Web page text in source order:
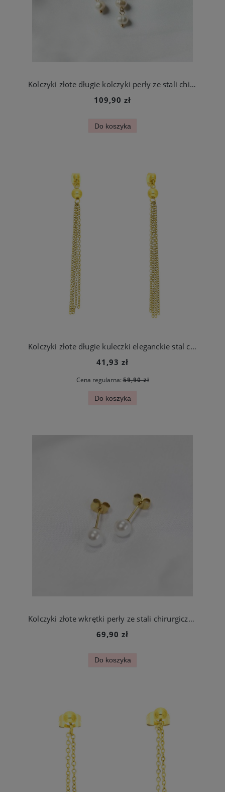
Kolczyki złote długie kolczyki perły ze stali chirurgicznej
109,90 zł
Do koszyka
Kolczyki złote długie kuleczki eleganckie stal chirurgiczna
41,93 zł
Cena regularna:59,90 zł
Do koszyka
Kolczyki złote wkrętki perły ze stali chirurgicznej
69,90 zł
Do koszyka